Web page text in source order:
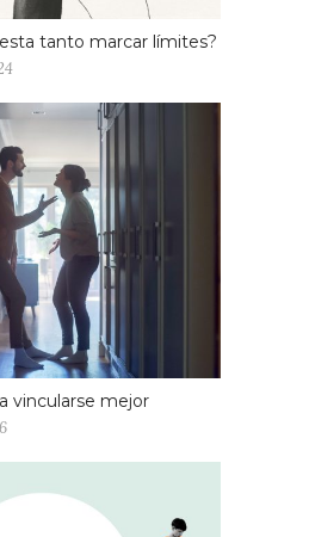
tanto marcar límites?
vincularse mejor